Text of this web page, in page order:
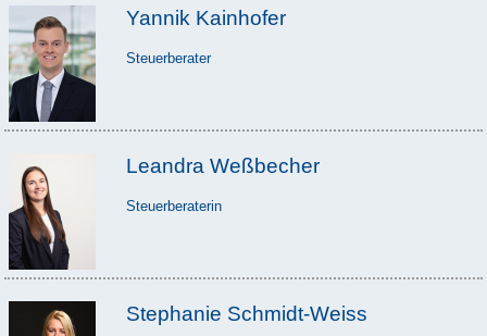
Yannik Kainhofer
Steuerberater
Leandra Weßbecher
Steuerberaterin
Stephanie Schmidt-Weiss